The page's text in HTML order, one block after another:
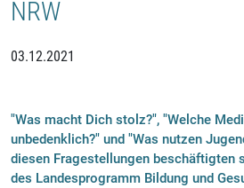
NRW
03.12.2021
"Was macht Dich stolz?", "Welche
unbedenklich?" und "Was nutzen
diesen Fragestellungen beschäftigten
des Landesprogramm Bildung und